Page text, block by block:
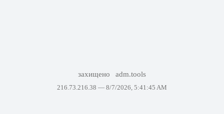
захищено adm.tools
216.73.216.38 — 8/7/2026, 5:41:45 AM